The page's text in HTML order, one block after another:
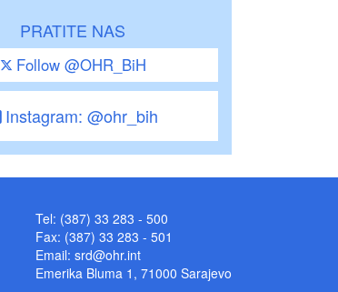
PRATITE NAS
Follow @OHR_BiH
Instagram: @ohr_bih
Tel: (387) 33 283 - 500
Fax: (387) 33 283 - 501
Email: srd@ohr.int
Emerika Bluma 1, 71000 Sarajevo